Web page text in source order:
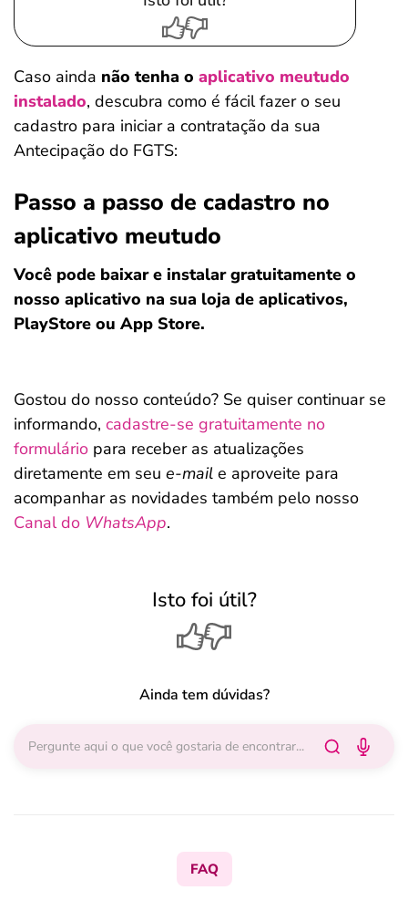
Caso ainda não tenha o aplicativo meutudo
instalado, descubra como é fácil fazer o seu
cadastro para iniciar a contratação da sua
Antecipação do FGTS:
Passo a passo de cadastro no
aplicativo meutudo
Você pode baixar e instalar gratuitamente o
nosso aplicativo na sua loja de aplicativos,
PlayStore ou App Store.
Gostou do nosso conteúdo? Se quiser continuar se
informando, cadastre-se gratuitamente no
formulário para receber as atualizações
diretamente em seu e-mail e aproveite para
acompanhar as novidades também pelo nosso
Canal do WhatsApp.
Isto foi útil?
Ainda tem dúvidas?
FAQ